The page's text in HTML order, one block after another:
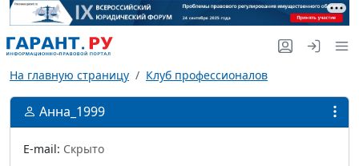
На главную страницу Клуб профессионалов
Анна_1999
E-mail: Скрыто